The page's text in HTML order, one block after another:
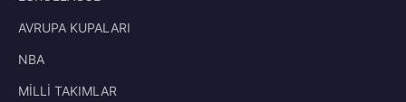
AVRUPA KUPALARI
NBA
MİLLİ TAKIMLAR